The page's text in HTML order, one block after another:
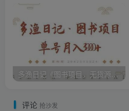
多渔日记《图书项目，无货源图书模式》纯搬运，单号月入3000+
评论 抢沙发